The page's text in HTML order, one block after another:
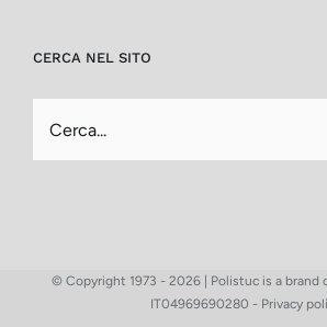
CERCA NEL SITO
per:
© Copyright 1973 - 2026 | Polistuc is a brand
IT04969690280 - Privacy